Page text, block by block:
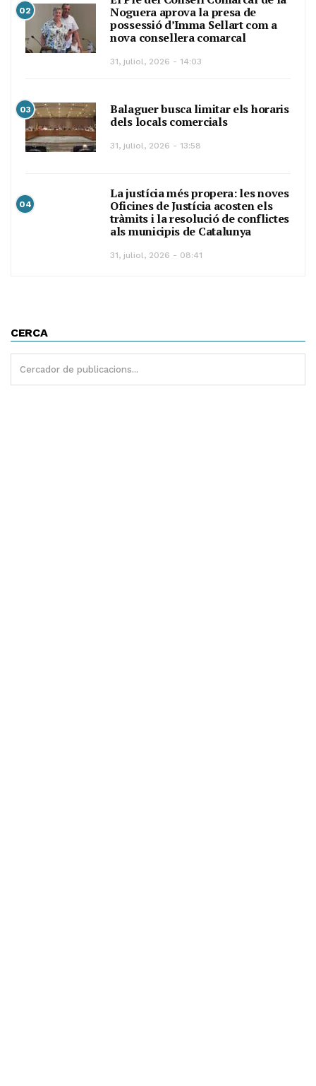
02
Noguera aprova la presa de
possessió d’Imma Sellart com a
nova consellera comarcal
31, juliol, 2026 - 14:03
03
Balaguer busca limitar els horaris
dels locals comercials
31, juliol, 2026 - 13:58
04
La justícia més propera: les noves
Oficines de Justícia acosten els
tràmits i la resolució de conflictes
als municipis de Catalunya
31, juliol, 2026 - 08:41
CERCA